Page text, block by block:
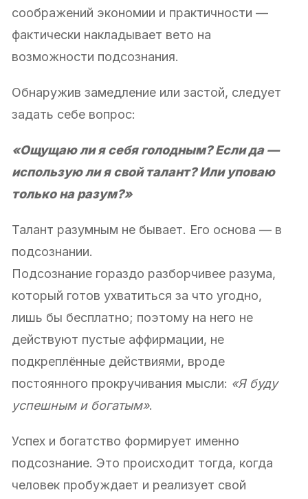
соображений экономии и практичности —
фактически накладывает вето на
возможности подсознания.
Обнаружив замедление или застой, следует
задать себе вопрос:
«Ощущаю ли я себя голодным? Если да —
использую ли я свой талант? Или уповаю
только на разум?»
Талант разумным не бывает. Его основа — в
подсознании.
Подсознание гораздо разборчивее разума,
который готов ухватиться за что угодно,
лишь бы бесплатно; поэтому на него не
действуют пустые аффирмации, не
подкреплённые действиями, вроде
постоянного прокручивания мысли: «Я буду
успешным и богатым».
Успех и богатство формирует именно
подсознание. Это происходит тогда, когда
человек пробуждает и реализует свой